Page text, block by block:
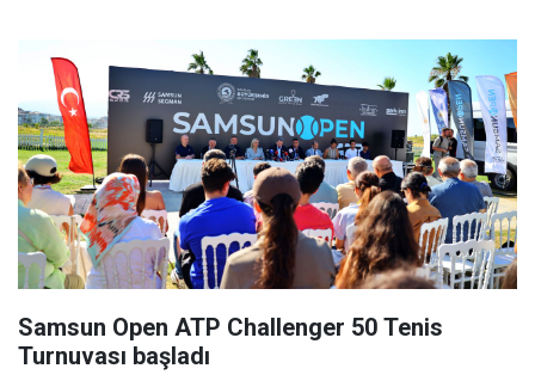
Samsun Open ATP Challenger 50 Tenis
Turnuvası başladı